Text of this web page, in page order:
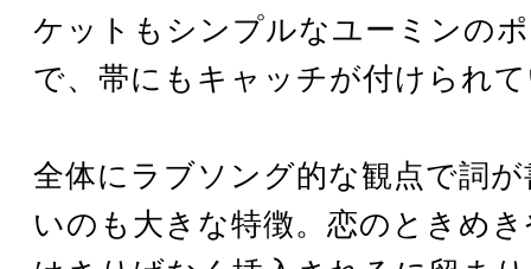
ケットもシンプルなユーミンの
で、帯にもキャッチが付けられ
全体にラブソング的な観点で詞
いのも大きな特徴。恋のときめ